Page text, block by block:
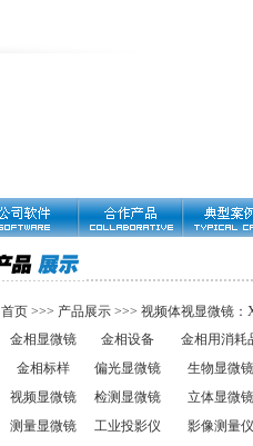
首页 >>> 产品展示 >>> 视频体视显微镜：
金相显微镜
金相设备
金相用消耗
金相标样
偏光显微镜
生物显微镜
视频显微镜
检测显微镜
立体显微镜
测量显微镜
工业投影仪
影像测量仪